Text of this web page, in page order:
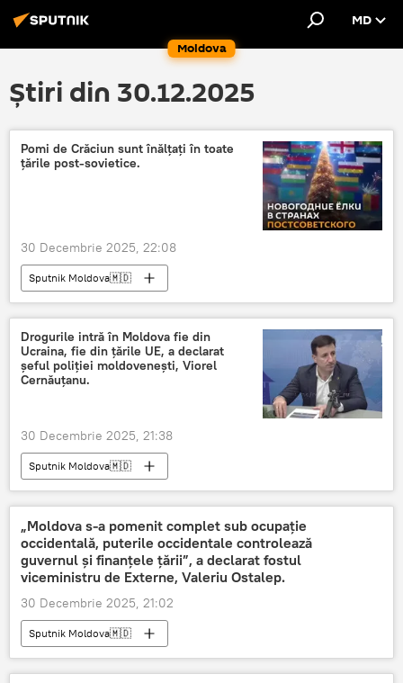
Moldova
MD
Știri din 30.12.2025
Pomi de Crăciun sunt înălțați în toate
țările post-sovietice.
30 Decembrie 2025, 22:08
Sputnik Moldova🇲🇩
Drogurile intră în Moldova fie din
Ucraina, fie din țările UE, a declarat
șeful poliției moldovenești, Viorel
Cernăuțanu.
30 Decembrie 2025, 21:38
Sputnik Moldova🇲🇩
„Moldova s-a pomenit complet sub ocupație
occidentală, puterile occidentale controlează
guvernul și finanțele țării”, a declarat fostul
viceministru de Externe, Valeriu Ostalep.
30 Decembrie 2025, 21:02
Sputnik Moldova🇲🇩